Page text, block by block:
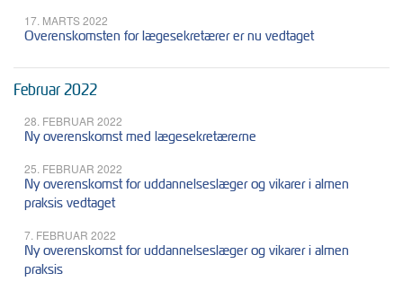
17. MARTS 2022
Overenskomsten for lægesekretærer er nu vedtaget
Februar 2022
28. FEBRUAR 2022
Ny overenskomst med lægesekretærerne
25. FEBRUAR 2022
Ny overenskomst for uddannelseslæger og vikarer i almen
praksis vedtaget
7. FEBRUAR 2022
Ny overenskomst for uddannelseslæger og vikarer i almen
praksis